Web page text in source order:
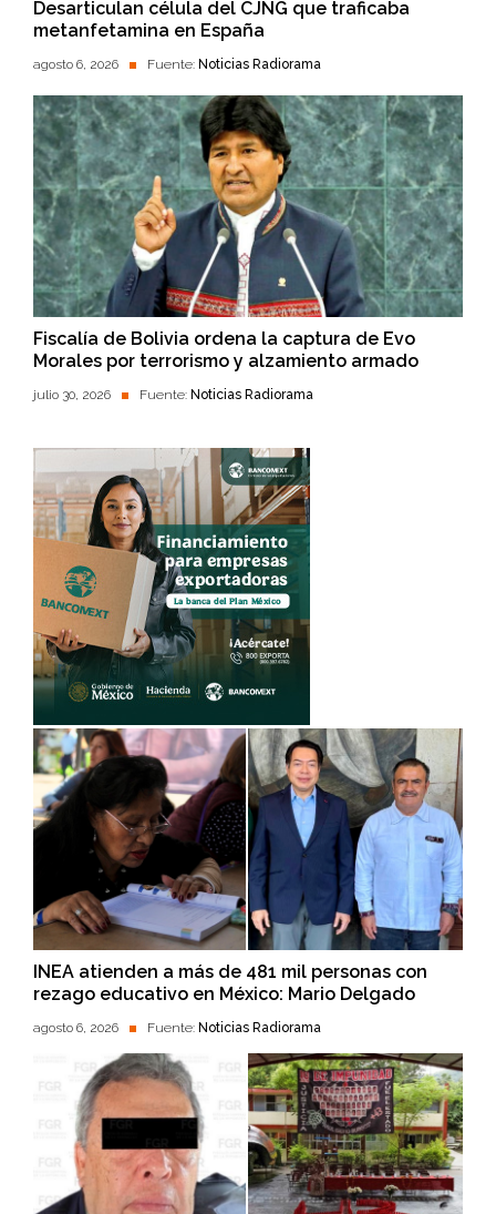
Desarticulan célula del CJNG que traficaba
metanfetamina en España
agosto 6, 2026 Fuente: Noticias Radiorama
Fiscalía de Bolivia ordena la captura de Evo
Morales por terrorismo y alzamiento armado
julio 30, 2026 Fuente: Noticias Radiorama
INEA atienden a más de 481 mil personas con
rezago educativo en México: Mario Delgado
agosto 6, 2026 Fuente: Noticias Radiorama